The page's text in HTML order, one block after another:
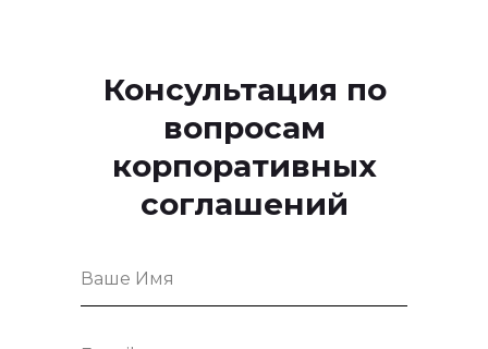
Консультация по
вопросам
корпоративных
соглашений